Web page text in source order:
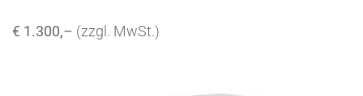
€ 1.300,– (zzgl. MwSt.)